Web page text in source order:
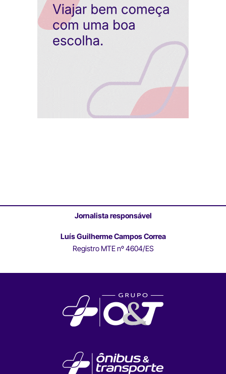
Jornalista responsável
Luís Guilherme Campos Correa
Registro MTE nº 4604/ES